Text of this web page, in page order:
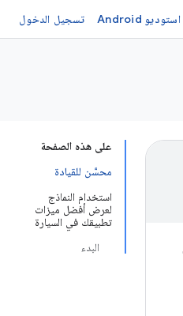
استوديو Android تسجيل الدخول
على هذه الصفحة
محسَّن للقيادة
استخدام النماذج
لعرض أفضل ميزات
تطبيقك في السيارة
البدء